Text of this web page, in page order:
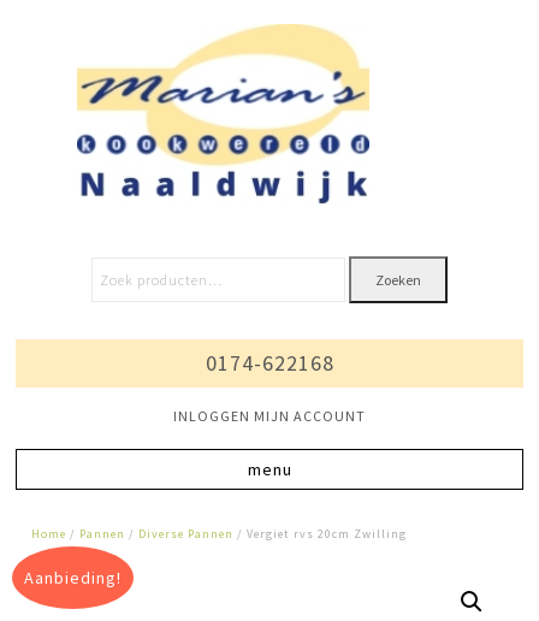
Zoeken
0174-622168
INLOGGEN MIJN ACCOUNT
Home / Pannen / Diverse Pannen / Vergiet rvs 20cm Zwilling
Aanbieding!